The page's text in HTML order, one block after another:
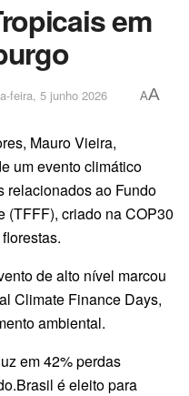
em
feira, 5 junho 2026 AA
Mauro Vieira,
um evento climático
relacionados ao Fundo
(TFFF), criado na COP30
de alto nível marcou
Climate Finance Days,
ambiental.
em 42% perdas
é eleito para